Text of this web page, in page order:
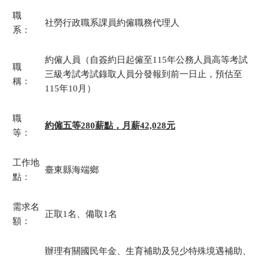
職
系：
社勞行政職系課員約僱職務代理人
職
稱：
約僱人員（自簽約日起僱至115年公務人員高等考試
三級考試考試錄取人員分發報到前一日止，預估至
115年10月）
職
等：
約僱五等280薪點，月薪42,028元
工作地
點：
臺東縣海端鄉
需求名
額：
正取1名、備取1名
辦理有關國民年金、生育補助及兒少特殊境遇補助、